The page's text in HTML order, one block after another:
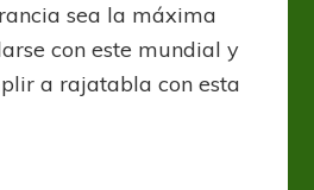
ya
eleigió
sus
sea la máxima
con este mundial y
a rajatabla con esta